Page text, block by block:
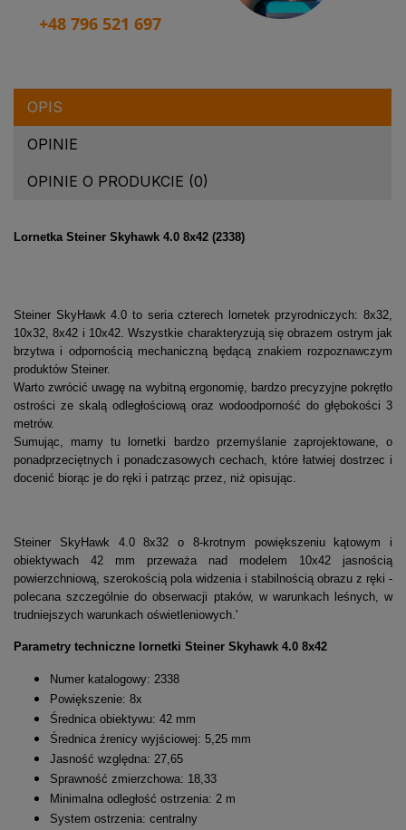
+48 796 521 697
OPIS
OPINIE
OPINIE O PRODUKCIE (0)
Lornetka Steiner Skyhawk 4.0 8x42 (2338)
Steiner SkyHawk 4.0 to seria czterech lornetek przyrodniczych: 8x32,
10x32, 8x42 i 10x42. Wszystkie charakteryzują się obrazem ostrym jak
brzytwa i odpornością mechaniczną będącą znakiem rozpoznawczym
produktów Steiner.
Warto zwrócić uwagę na wybitną ergonomię, bardzo precyzyjne pokrętło
ostrości ze skalą odległościową oraz wodoodporność do głębokości 3
metrów.
Sumując, mamy tu lornetki bardzo przemyślanie zaprojektowane, o
ponadprzeciętnych i ponadczasowych cechach, które łatwiej dostrzec i
docenić biorąc je do ręki i patrząc przez, niż opisując.
Steiner SkyHawk 4.0 8x32 o 8-krotnym powiększeniu kątowym i
obiektywach 42 mm przeważa nad modelem 10x42 jasnością
powierzchniową, szerokością pola widzenia i stabilnością obrazu z ręki -
polecana szczególnie do obserwacji ptaków, w warunkach leśnych, w
trudniejszych warunkach oświetleniowych.'
Parametry techniczne lornetki Steiner Skyhawk 4.0 8x42
Numer katalogowy: 2338
Powiększenie: 8x
Średnica obiektywu: 42 mm
Średnica źrenicy wyjściowej: 5,25 mm
Jasność względna: 27,65
Sprawność zmierzchowa: 18,33
Minimalna odległość ostrzenia: 2 m
System ostrzenia: centralny